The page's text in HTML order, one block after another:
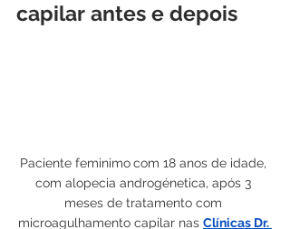
capilar antes e depois
Paciente feminimocom 18 anos de idade,
com alopecia androgénetica, após 3
meses de tratamento com
microagulhamento capilar nas Clínicas Dr.